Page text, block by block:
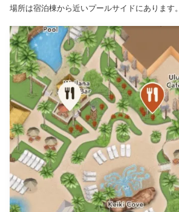
場所は宿泊棟から近いプールサイドにあります。